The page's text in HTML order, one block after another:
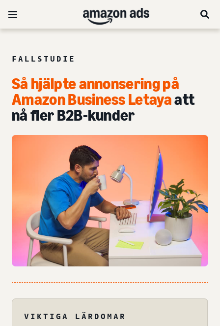
FALLSTUDIE
Så hjälpte annonsering på
Amazon Business Letayaatt
nå fler B2B-kunder
VIKTIGA LÄRDOMAR